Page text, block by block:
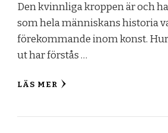
Den kvinnliga kroppen är och
som hela människans historia
förekommande inom konst.
ut har förstås …
LÄS MER